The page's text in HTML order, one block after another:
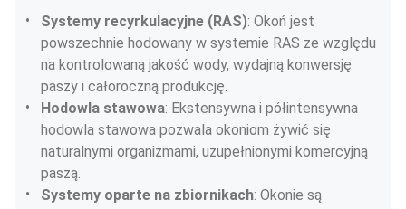
Systemy recyrkulacyjne (RAS): Okoń jest
powszechnie hodowany w systemie RAS ze względu
na kontrolowaną jakość wody, wydajną konwersję
paszy i całoroczną produkcję.
Hodowla stawowa: Ekstensywna i półintensywna
hodowla stawowa pozwala okoniom żywić się
naturalnymi organizmami, uzupełnionymi komercyjną
paszą.
Systemy oparte na zbiornikach: Okonie są